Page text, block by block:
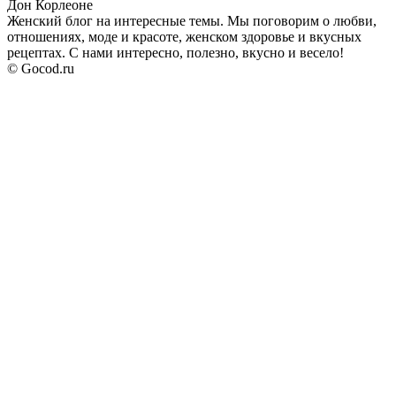
Дон Корлеоне
Женский блог на интересные темы. Мы поговорим о любви,
отношениях, моде и красоте, женском здоровье и вкусных
рецептах. С нами интересно, полезно, вкусно и весело!
© Gocod.ru